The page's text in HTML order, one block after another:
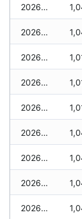
2026-07-05
2026-07-04
2026-07-03
2026-07-02
2026-07-01
2026-06-30
2026-06-28
2026-06-27
2026-06-26